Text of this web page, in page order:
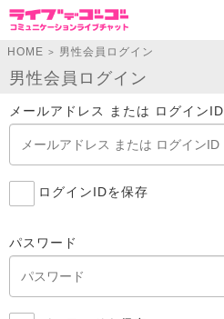
HOME > 男性会員ログイン
男性会員ログイン
メールアドレス または ログインID
ログインIDを保存
パスワード